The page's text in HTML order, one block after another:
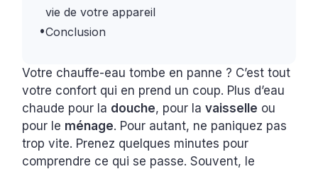
vie de votre appareil
•Conclusion
Votre chauffe-eau tombe en panne ? C’est tout
votre confort qui en prend un coup. Plus d’eau
chaude pour la douche, pour lavaisselle ou
pour le ménage. Pour autant, ne paniquez pas
trop vite. Prenez quelques minutes pour
comprendre ce qui se passe. Souvent, le